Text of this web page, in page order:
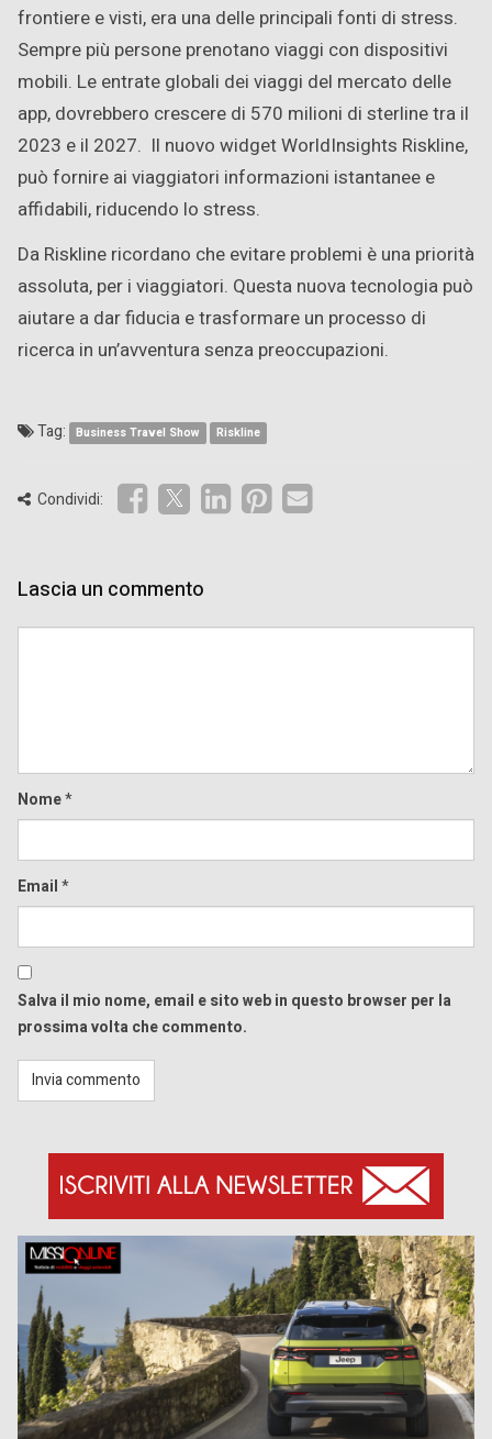
frontiere e visti, era una delle principali fonti di stress.
Sempre più persone prenotano viaggi con dispositivi
mobili. Le entrate globali dei viaggi del mercato delle
app, dovrebbero crescere di 570 milioni di sterline tra il
2023 e il 2027. Il nuovo widget WorldInsights Riskline,
può fornire ai viaggiatori informazioni istantanee e
affidabili, riducendo lo stress.
Da Riskline ricordano che evitare problemi è una priorità
assoluta, per i viaggiatori. Questa nuova tecnologia può
aiutare a dar fiducia e trasformare un processo di
ricerca in un’avventura senza preoccupazioni.
Tag: Business Travel Show Riskline
Condividi:
Lascia un commento
Nome*
Email*
Salva il mio nome, email e sito web in questo browser per la
prossima volta che commento.